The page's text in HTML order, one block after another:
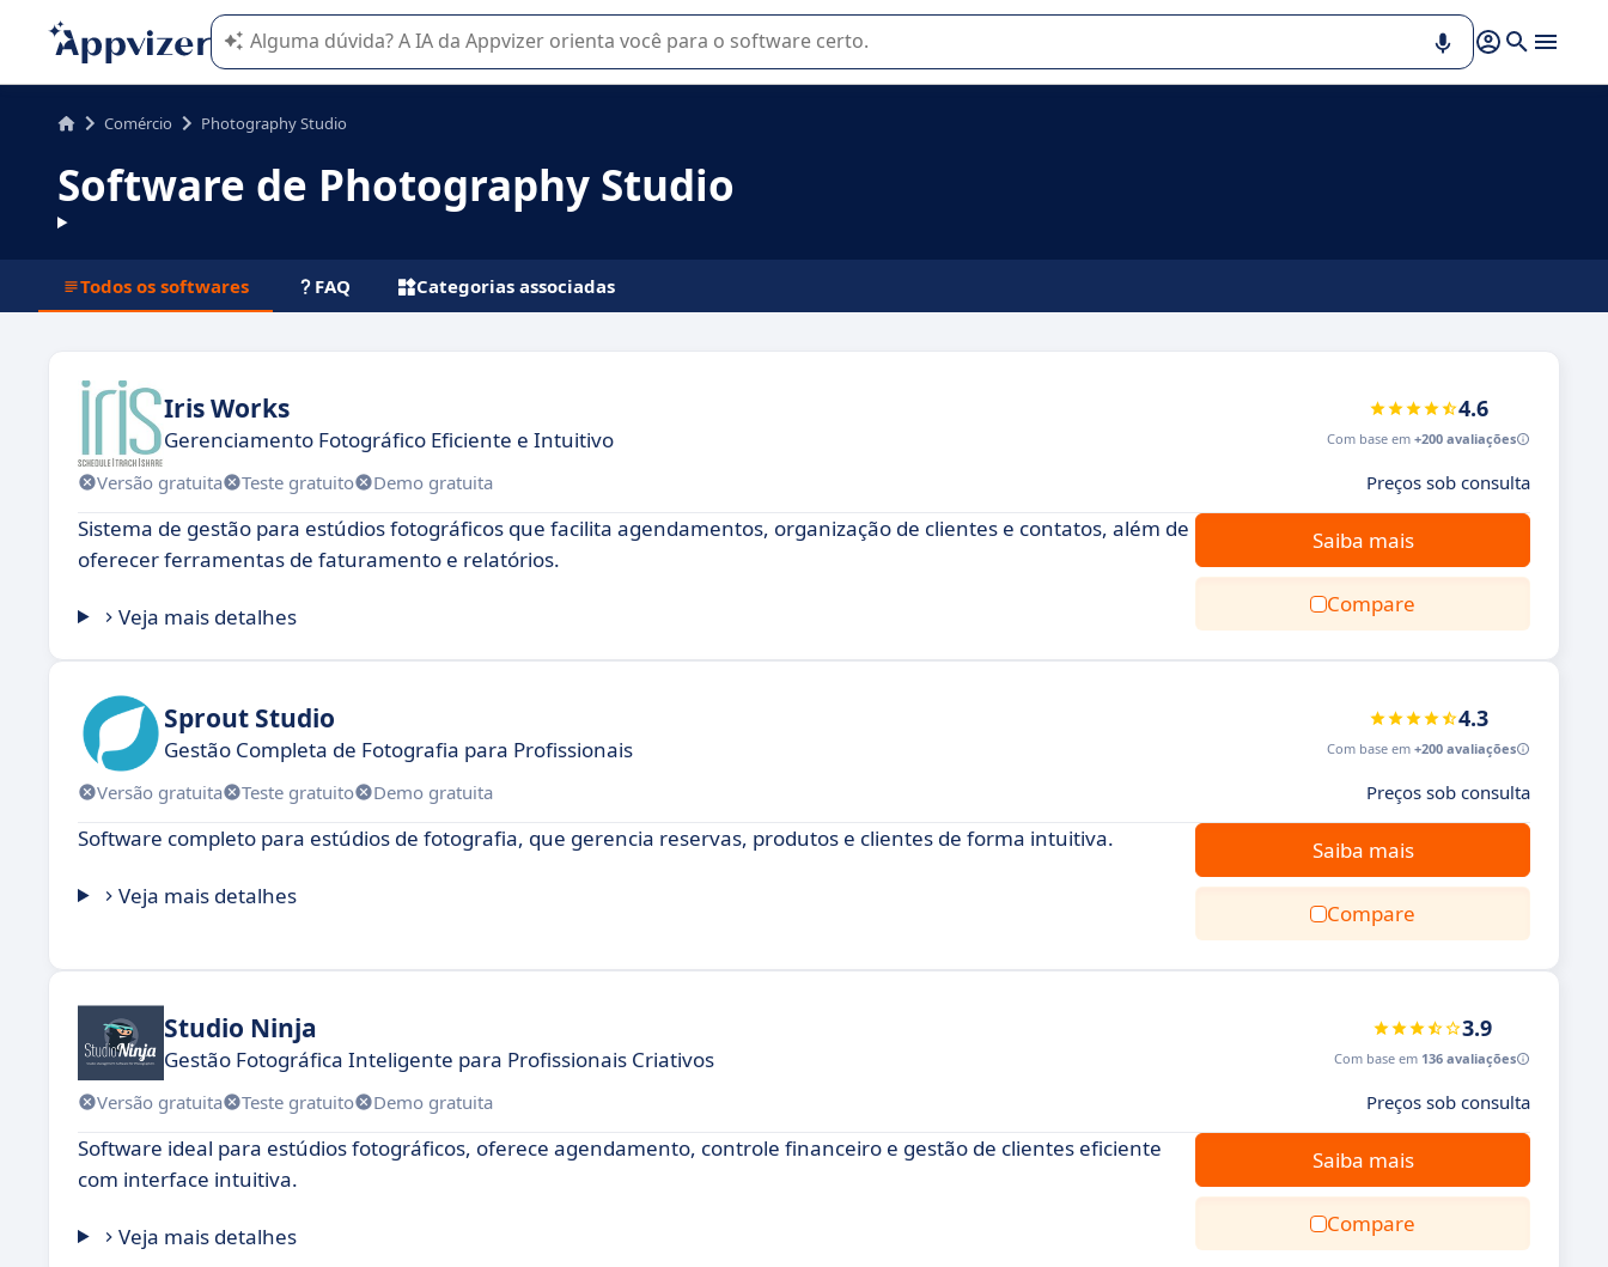
A IA do Appvizer o orienta no uso ou na seleção de software SaaS para sua empresa.
Comércio Photography Studio
Software de Photography Studio
Todos os softwares FAQ Categorias associadas
Iris Works
Gerenciamento Fotográfico Eficiente e Intuitivo
4.6
Com base em +200 avaliações
Versão gratuita Teste gratuito Demo gratuita Preços sob consulta
Sistema de gestão para estúdios fotográficos que facilita agendamentos, organização de clientes e contatos, além de
oferecer ferramentas de faturamento e relatórios.
Veja mais detalhes
Saiba mais
Compare
Sprout Studio
Gestão Completa de Fotografia para Profissionais
4.3
Com base em +200 avaliações
Versão gratuita Teste gratuito Demo gratuita Preços sob consulta
Software completo para estúdios de fotografia, que gerencia reservas, produtos e clientes de forma intuitiva.
Veja mais detalhes
Saiba mais
Compare
Studio Ninja
Gestão Fotográfica Inteligente para Profissionais Criativos
3.9
Com base em 136 avaliações
Versão gratuita Teste gratuito Demo gratuita Preços sob consulta
Software ideal para estúdios fotográficos, oferece agendamento, controle financeiro e gestão de clientes eficiente
com interface intuitiva.
Veja mais detalhes
Saiba mais
Compare